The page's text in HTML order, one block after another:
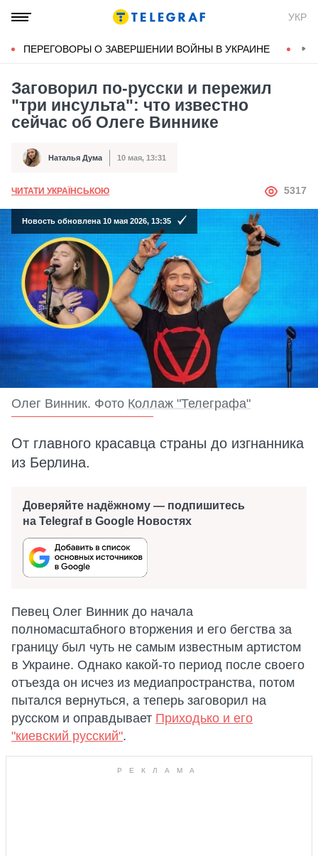
УКР
ПЕРЕГОВОРЫ О ЗАВЕРШЕНИИ ВОЙНЫ В УКРАИНЕ
Заговорил по-русски и пережил
"три инсульта": что известно
сейчас об Олеге Виннике
Автор Наталья Дума
Дата публикации 10 мая, 13:31
ЧИТАТИ УКРАЇНСЬКОЮ АВТОР
5317
Новость обновлена 10 мая 2026, 13:35
Олег Винник. Фото Коллаж "Телеграфа"
От главного красавца страны до изгнанника
из Берлина.
Доверяйте надёжному — подпишитесь
на Telegraf в Google Новостях
Певец Олег Винник до начала
полномасштабного вторжения и его бегства за
границу был чуть не самым известным артистом
в Украине. Однако какой-то период после своего
отъезда он исчез из медиапространства, потом
пытался вернуться, а теперь заговорил на
русском и оправдывает Приходько и его
"киевский русский".